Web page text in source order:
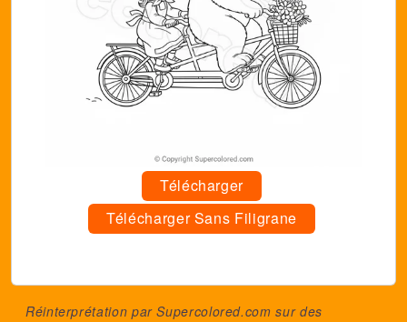
Télécharger
Télécharger Sans Filigrane
Réinterprétation par Supercolored.com sur des